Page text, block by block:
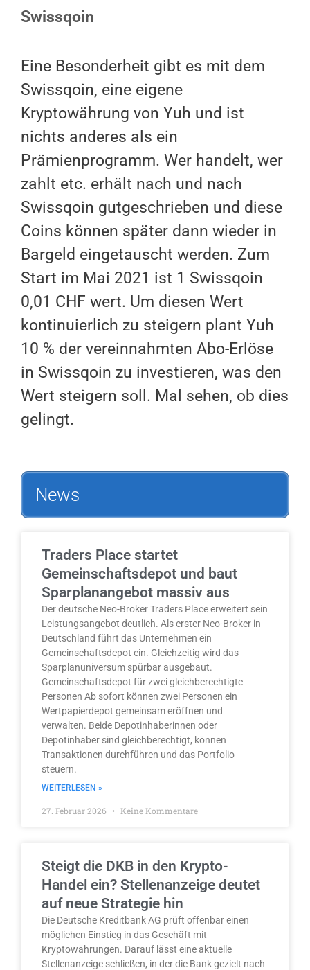
Swissqoin
Eine Besonderheit gibt es mit dem
Swissqoin, eine eigene
Kryptowährung von Yuh und ist
nichts anderes als ein
Prämienprogramm. Wer handelt, wer
zahlt etc. erhält nach und nach
Swissqoin gutgeschrieben und diese
Coins können später dann wieder in
Bargeld eingetauscht werden. Zum
Start im Mai 2021 ist 1 Swissqoin
0,01 CHF wert. Um diesen Wert
kontinuierlich zu steigern plant Yuh
10 % der vereinnahmten Abo-Erlöse
in Swissqoin zu investieren, was den
Wert steigern soll. Mal sehen, ob dies
gelingt.
News
Traders Place startet
Gemeinschaftsdepot und baut
Sparplanangebot massiv aus
Der deutsche Neo-Broker Traders Place erweitert sein
Leistungsangebot deutlich. Als erster Neo-Broker in
Deutschland führt das Unternehmen ein
Gemeinschaftsdepot ein. Gleichzeitig wird das
Sparplanuniversum spürbar ausgebaut.
Gemeinschaftsdepot für zwei gleichberechtigte
Personen Ab sofort können zwei Personen ein
Wertpapierdepot gemeinsam eröffnen und
verwalten. Beide Depotinhaberinnen oder
Depotinhaber sind gleichberechtigt, können
Transaktionen durchführen und das Portfolio
steuern.
WEITERLESEN »
27. Februar 2026 Keine Kommentare
Steigt die DKB in den Krypto-
Handel ein? Stellenanzeige deutet
auf neue Strategie hin
Die Deutsche Kreditbank AG prüft offenbar einen
möglichen Einstieg in das Geschäft mit
Kryptowährungen. Darauf lässt eine aktuelle
Stellenanzeige schließen, in der die Bank gezielt nach